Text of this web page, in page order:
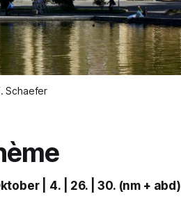
Schaefer
| 4. | 26. | 30. (nm + abd)